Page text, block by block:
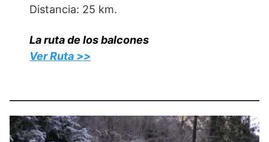
Distancia: 25 km.
La ruta de los balcones
Ver Ruta >>